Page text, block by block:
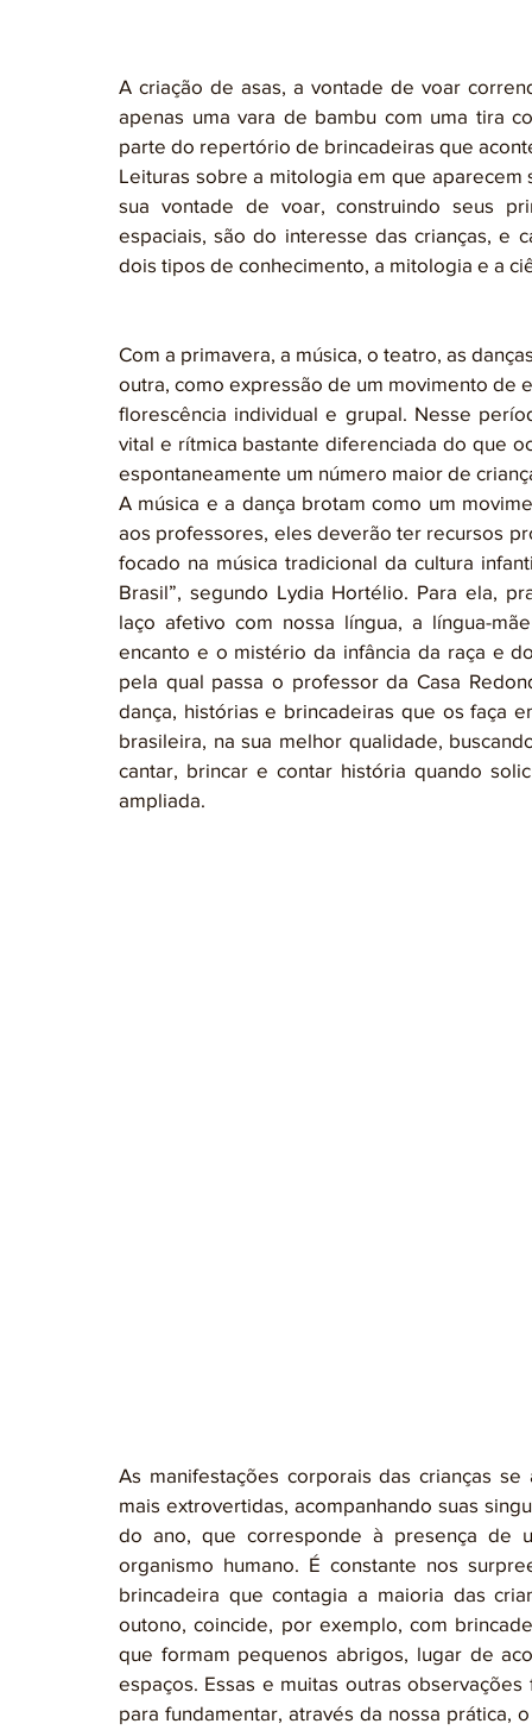
A criação de asas, a vontade de voar
apenas uma vara de bambu com uma tira
parte do repertório de brincadeiras que
Leituras sobre a mitologia em que
sua vontade de voar, construindo seus
espaciais, são do interesse das crianças, e
dois tipos de conhecimento, a mitologia e a
Com a primavera, a música, o teatro, as
outra, como expressão de um movimento de
florescência individual e grupal. Nesse
vital e rítmica bastante diferenciada do que
espontaneamente um número maior de
A música e a dança brotam como um
aos professores, eles deverão ter recursos
focado na música tradicional da cultura
Brasil”, segundo Lydia Hortélio. Para ela,
laço afetivo com nossa língua, a língua-
encanto e o mistério da infância da raça e
pela qual passa o professor da Casa
dança, histórias e brincadeiras que os faça
brasileira, na sua melhor qualidade,
cantar, brincar e contar história quando
ampliada.
As manifestações corporais das crianças
mais extrovertidas, acompanhando suas
do ano, que corresponde à presença de
organismo humano. É constante nos
brincadeira que contagia a maioria das
outono, coincide, por exemplo, com
que formam pequenos abrigos, lugar de
espaços. Essas e muitas outras
para fundamentar, através da nossa prática,